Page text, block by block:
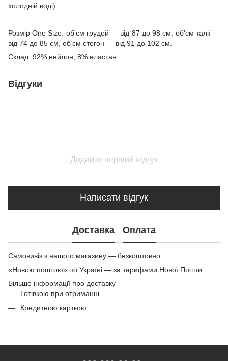
холодній воді).
Розмір One Size: об’єм грудей — від 87 до 98 см, об’єм талії —
від 74 до 85 см, об’єм стегон — від 91 до 102 см.
Склад: 92% нейлон, 8% еластан.
Відгуки
Додайте перший відгук
Написати відгук
Доставка Оплата
Самовивіз з нашого магазину — безкоштовно.
«Новою поштою» по Україні — за тарифами Нової Пошти.
Більше інформації про доставку
Готівкою при отриманні
Кредитною карткою